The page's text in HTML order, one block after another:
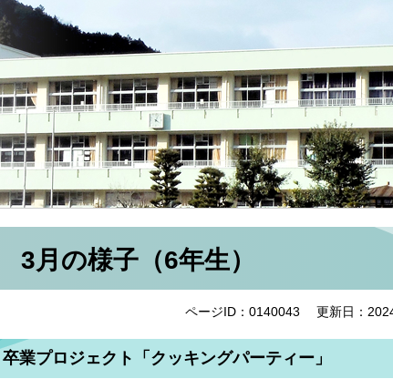
3月の様子（6年生）
ページID：0140043 更新日：
卒業プロジェクト「クッキングパーティー」